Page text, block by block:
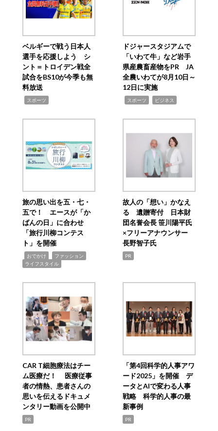
ベルギーで戦う日本人
選手を応援しよう シ
ント＝トロイデン戦全
試合をBS10が今季も無
料放送
スポーツ
ドジャースタジアムで
「いわて牛」など岩手
県産農畜産物をPR JA
全農いわてが8月10日～
12日に実施
スポーツ ビジネス
旅の思い出を五・七・
五で！ エースが「か
ばんの日」に合わせ
「旅行川柳コンテス
ト」を開催
おでかけ ファッション
ライフスタイル
故人の「想い」かなえ
る 遺贈寄付 日本財
団名誉会長 笹川陽平氏
×フリーアナウンサー
長野智子氏
PR
CAR T細胞療法はチー
ム医療だ！ 医療従事
者の情熱、患者さんの
思いを伝えるドキュメ
ンタリー動画を公開中
PR
「第4回科学的人事アワ
ード2025」を開催 デ
ータとAIで変わる人事
戦略 科学的人事の最
新事例
PR